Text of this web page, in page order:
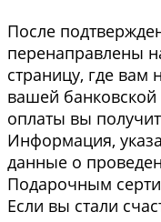
После
перенаправлены
страницу, где вам
вашей
оплаты вы
Информация,
данные о
Подарочным
Если вы стали